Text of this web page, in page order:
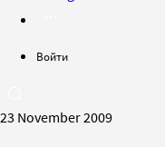
Войти
23 November 2009